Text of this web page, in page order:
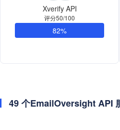
Xverify API
评分50/100
82%
49 个EmailOversight API